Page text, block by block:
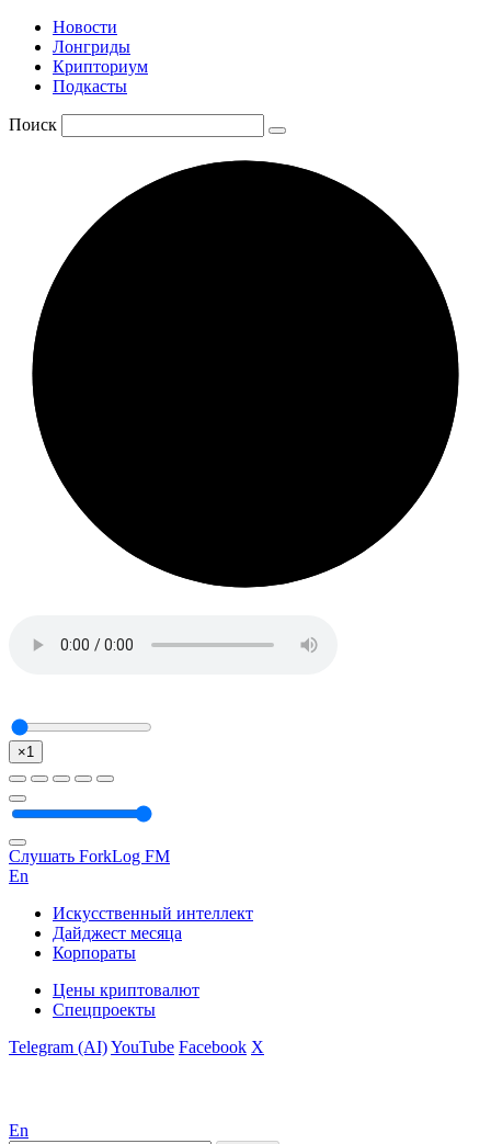
Новости
Лонгриды
Крипториум
Подкасты
Поиск
×1
Слушать ForkLog FM
En
Искусственный интеллект
Дайджест месяца
Корпораты
Цены криптовалют
Спецпроекты
Telegram (AI)YouTube Facebook X
En